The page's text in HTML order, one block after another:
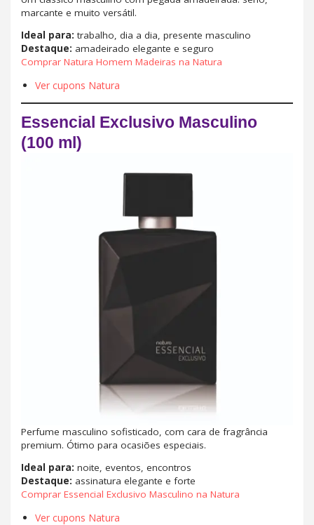
marcante e muito versátil.
Ideal para: trabalho, dia a dia, presente masculino
Destaque: amadeirado elegante e seguro
Comprar Natura Homem Madeiras na Natura
Ver cupons Natura
Essencial Exclusivo Masculino
(100 ml)
Perfume masculino sofisticado, com cara de fragrância
premium. Ótimo para ocasiões especiais.
Ideal para: noite, eventos, encontros
Destaque: assinatura elegante e forte
Comprar Essencial Exclusivo Masculino na Natura
Ver cupons Natura